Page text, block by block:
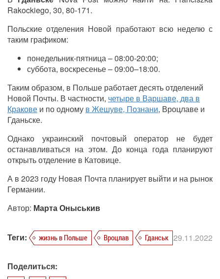
Rakockiego, 30, 80-171.
Польские отделения Новой пработают всю неделю с
таким графиком:
понедельник-пятница – 08:00-20:00;
суббота, воскресенье – 09:00–18:00.
Таким образом, в Польше работает десять отделений
Новой Почты. В частности, четыре в Варшаве, два в
Кракове и по одному в Жешуве, Познани, Вроцлаве и
Гданьске.
Однако украинский почтовый оператор не будет
останавливаться на этом. До конца года планируют
открыть отделение в Катовице.
А в 2023 году Новая Почта планирует выйти и на рынок
Германии.
Автор: Марта Оныськив
Теги: жизнь в Польше Вроцлав Гданськ 29.11.2022
Поделиться: